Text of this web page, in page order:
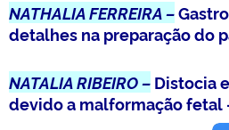
NATHALIA FERREIRA –
detalhes na preparação do
NATALIA RIBEIRO – Distocia
devido a malformação fetal